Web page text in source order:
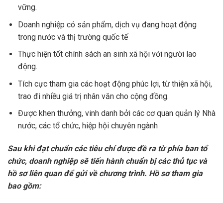
vững.
Doanh nghiệp có sản phẩm, dịch vụ đang hoạt động
trong nước và thị trường quốc tế
Thực hiện tốt chính sách an sinh xã hội với người lao
động.
Tích cực tham gia các hoạt động phúc lợi, từ thiện xã hội,
trao đi nhiều giá trị nhân văn cho cộng đồng.
Được khen thưởng, vinh danh bởi các cơ quan quản lý Nhà
nước, các tổ chức, hiệp hội chuyên ngành
Sau khi đạt chuẩn các tiêu chí được đề ra từ phía ban tổ
chức, doanh nghiệp sẽ tiến hành chuẩn bị các thủ tục và
hồ sơ liên quan để gửi về chương trình. Hồ sơ tham gia
bao gồm: